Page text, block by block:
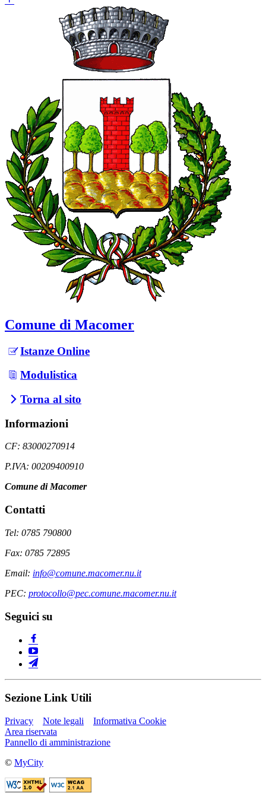
Comune di Macomer
Istanze Online
Modulistica
Torna al sito
Informazioni
CF: 83000270914
P.IVA: 00209400910
Comune di Macomer
Contatti
Tel: 0785 790800
Fax: 0785 72895
Email: info@comune.macomer.nu.it
PEC: protocollo@pec.comune.macomer.nu.it
Seguici su
Sezione Link Utili
Privacy Note legali
Informativa Cookie
Area riservata
Pannello di amministrazione
© MyCity